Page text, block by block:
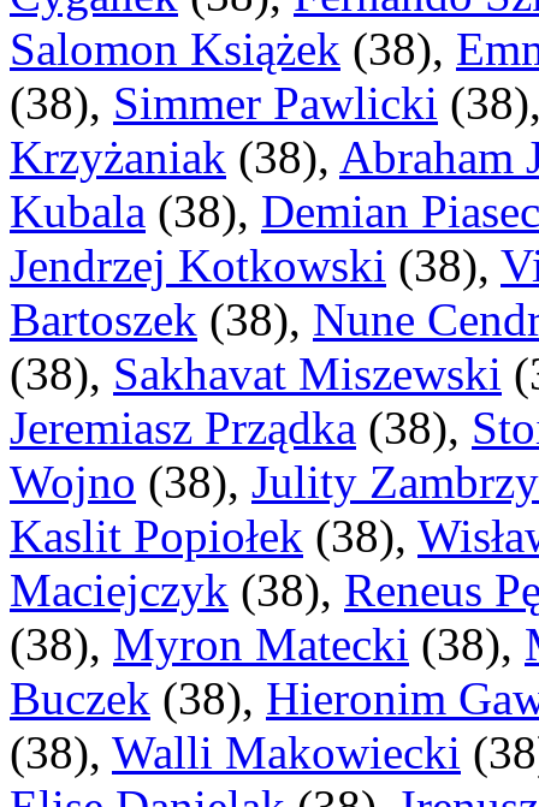
Salomon Książek (38),
(38), Simmer Pawlicki (38
Krzyżaniak (38), Abraham
Kubala (38), Demian
Jendrzej Kotkowski (38),
Bartoszek (38), Nune
(38), Sakhavat Miszewski (
Jeremiasz Prządka (38),
Wojno (38), Julity
Kaslit Popiołek (38),
Maciejczyk (38), Reneus
(38), Myron Matecki (38),
Buczek (38), Hieronim
(38), Walli Makowiecki (38